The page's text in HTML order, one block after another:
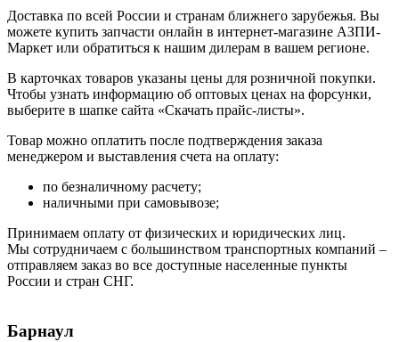
Доставка по всей России и странам ближнего зарубежья. Вы
можете купить запчасти онлайн в интернет-магазине АЗПИ-
Маркет или обратиться к нашим дилерам в вашем регионе.
В карточках товаров указаны цены для розничной покупки.
Чтобы узнать информацию об оптовых ценах на форсунки,
выберите в шапке сайта «Скачать прайс-листы».
Товар можно оплатить после подтверждения заказа
менеджером и выставления счета на оплату:
по безналичному расчету;
наличными при самовывозе;
Принимаем оплату от физических и юридических лиц.
Мы сотрудничаем с большинством транспортных компаний –
отправляем заказ во все доступные населенные пункты
России и стран СНГ.
Барнаул